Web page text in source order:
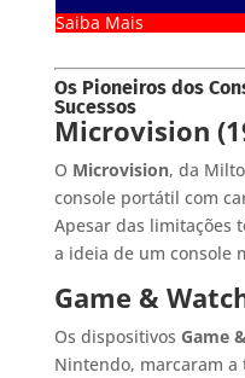
Saiba Mais
Os Pioneiros dos
Sucessos
Microvision
O Microvision, da
console portátil com
Apesar das limitações
a ideia de um console
Game &
Os dispositivos Game
Nintendo, marcaram a